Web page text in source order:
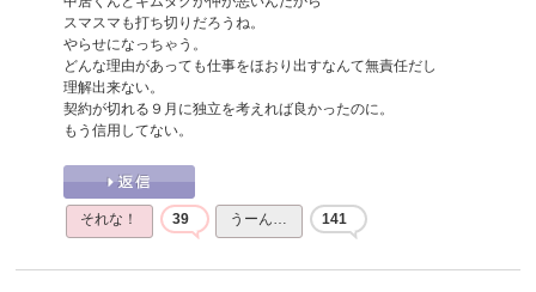
スマスマも打ち切りだろうね。
やらせになっちゃう。
どんな理由があっても仕事をほおり出すなんて無責任だし
理解出来ない。
契約が切れる９月に独立を考えれば良かったのに。
もう信用してない。
それな！ 39 うーん… 141